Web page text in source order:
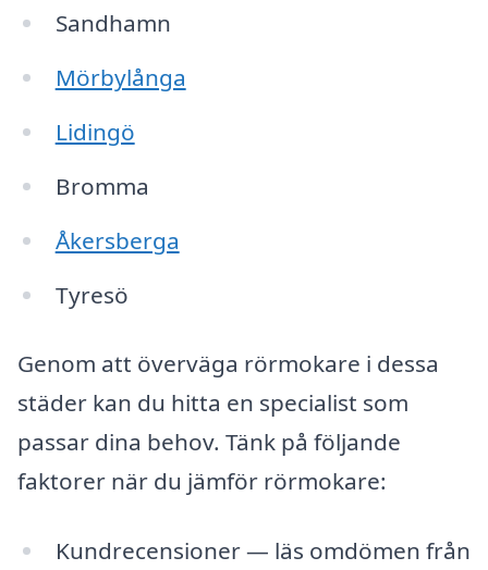
Sandhamn
Mörbylånga
Lidingö
Bromma
Åkersberga
Tyresö
Genom att överväga rörmokare i dessa
städer kan du hitta en specialist som
passar dina behov. Tänk på följande
faktorer när du jämför rörmokare:
Kundrecensioner — läs omdömen från